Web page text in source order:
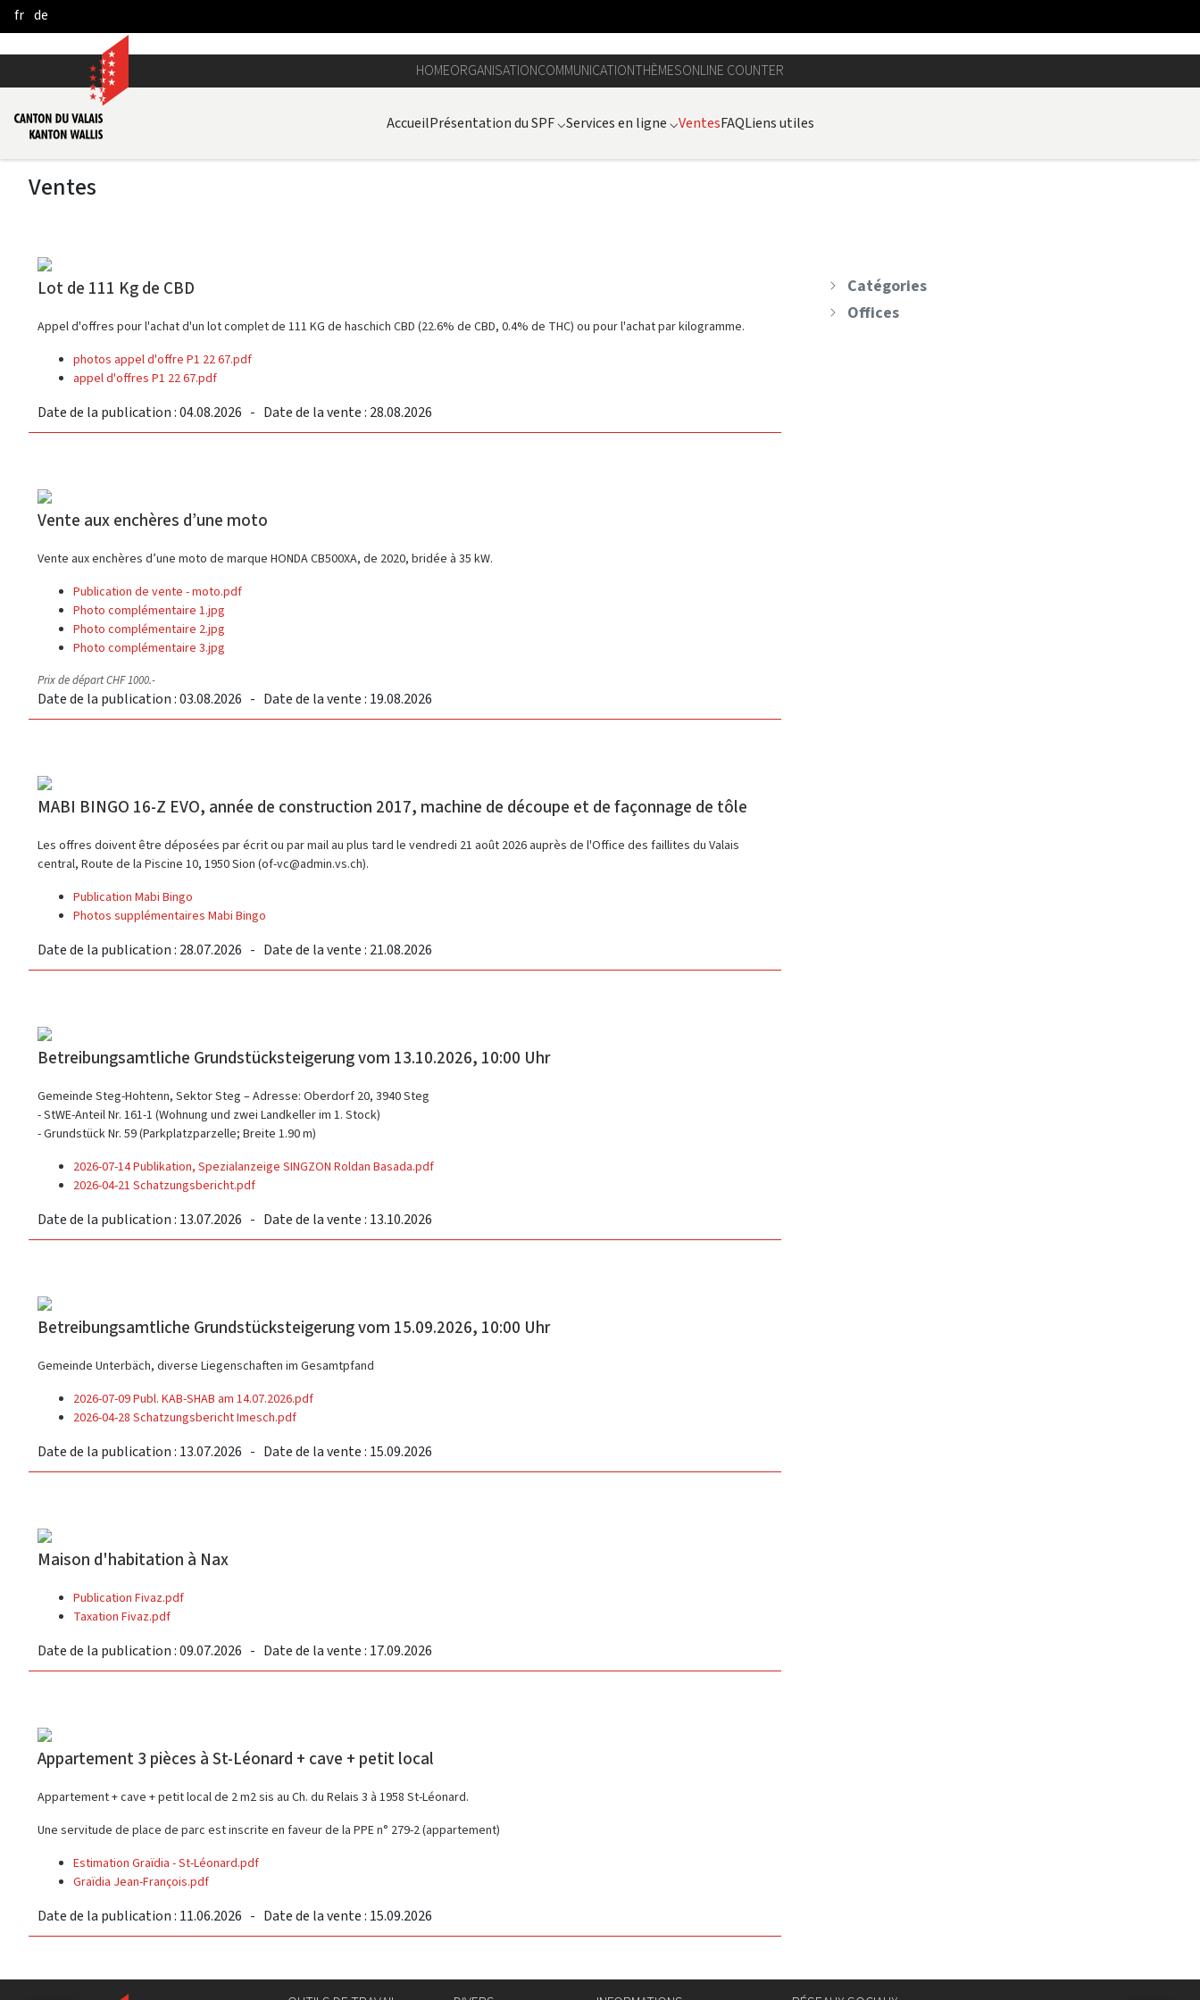
Skip to Main Content
fr de
HOMEORGANISATIONCOMMUNICATIONTHÈMESONLINE COUNTER
AccueilPrésentation du SPF⌵Services en ligne ⌵VentesFAQLiens utiles
Ventes
Lot de 111 Kg de CBD
Appel d'offres pour l'achat d'un lot complet de 111 KG de haschich CBD (22.6% de CBD, 0.4% de THC) ou pour l'achat par kilogramme.
photos appel d'offre P1 22 67.pdf
appel d'offres P1 22 67.pdf
Date de la publication : 04.08.2026 - Date de la vente : 28.08.2026
Vente aux enchères d’une moto
Vente aux enchères d’une moto de marque HONDA CB500XA, de 2020, bridée à 35 kW.
Publication de vente - moto.pdf
Photo complémentaire 1.jpg
Photo complémentaire 2.jpg
Photo complémentaire 3.jpg
Prix de départ CHF 1000.-
Date de la publication : 03.08.2026 - Date de la vente : 19.08.2026
MABI BINGO 16-Z EVO, année de construction 2017, machine de découpe et de façonnage de tôle
Les offres doivent être déposées par écrit ou par mail au plus tard le vendredi 21 août 2026 auprès de l'Office des faillites du Valais
central, Route de la Piscine 10, 1950 Sion (of-vc@admin.vs.ch).
Publication Mabi Bingo
Photos supplémentaires Mabi Bingo
Date de la publication : 28.07.2026 - Date de la vente : 21.08.2026
Betreibungsamtliche Grundstücksteigerung vom 13.10.2026, 10:00 Uhr
Gemeinde Steg-Hohtenn, Sektor Steg – Adresse: Oberdorf 20, 3940 Steg
- StWE-Anteil Nr. 161-1 (Wohnung und zwei Landkeller im 1. Stock)
- Grundstück Nr. 59 (Parkplatzparzelle; Breite 1.90 m)
2026-07-14 Publikation, Spezialanzeige SINGZON Roldan Basada.pdf
2026-04-21 Schatzungsbericht.pdf
Date de la publication : 13.07.2026 - Date de la vente : 13.10.2026
Betreibungsamtliche Grundstücksteigerung vom 15.09.2026, 10:00 Uhr
Gemeinde Unterbäch, diverse Liegenschaften im Gesamtpfand
2026-07-09 Publ. KAB-SHAB am 14.07.2026.pdf
2026-04-28 Schatzungsbericht Imesch.pdf
Date de la publication : 13.07.2026 - Date de la vente : 15.09.2026
Maison d'habitation à Nax
Publication Fivaz.pdf
Taxation Fivaz.pdf
Date de la publication : 09.07.2026 - Date de la vente : 17.09.2026
Appartement 3 pièces à St-Léonard + cave + petit local
Appartement + cave + petit local de 2 m2 sis au Ch. du Relais 3 à 1958 St-Léonard.
Une servitude de place de parc est inscrite en faveur de la PPE n° 279-2 (appartement)
Estimation Graïdia - St-Léonard.pdf
Graïdia Jean-François.pdf
Date de la publication : 11.06.2026 - Date de la vente : 15.09.2026
Catégories
Offices